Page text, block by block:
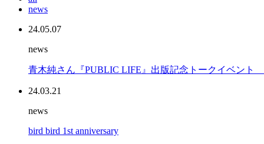
news
24.05.07
news
青木純さん『PUBLIC LIFE』出版記念トークイベント
24.03.21
news
bird bird 1st anniversary